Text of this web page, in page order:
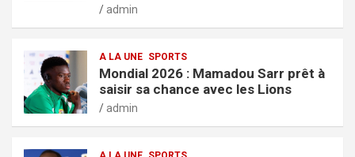
admin
A LA UNE SPORTS
Mondial 2026 : Mamadou Sarr prêt à
saisir sa chance avec les Lions
admin